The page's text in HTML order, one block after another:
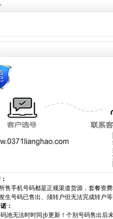
售手机号码都是正规渠道货源，套餐资
生号码已售出、须转户但无法完成转户
：
码池无法时时同步更新！个别号码售出